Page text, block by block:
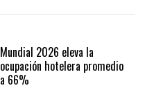
Mundial 2026 eleva la
ocupación hotelera promedio
a 66%